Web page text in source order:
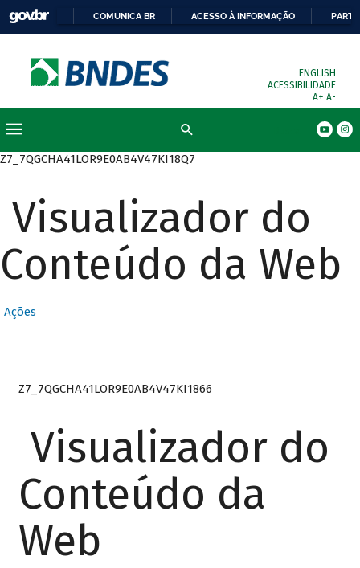
COMUNICA BR ACESSO À INFORMAÇÃO
ENGLISH
ACESSIBILIDADE
A+ A-
Z7_7QGCHA41LOR9E0AB4V47KI18Q7
Visualizador do
Conteúdo da Web
Ações
Z7_7QGCHA41LOR9E0AB4V47KI1866
Visualizador do
Conteúdo da
Web